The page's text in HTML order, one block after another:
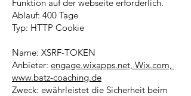
Funktion auf der webseite erforderlich.
Ablauf: 400 Tage
Typ: HTTP Cookie
Name: XSRF-TOKEN
Anbieter: engage.wixapps.net, Wix.com,
www.batz-coaching.de
Zweck: ewährleistet die Sicherheit beim